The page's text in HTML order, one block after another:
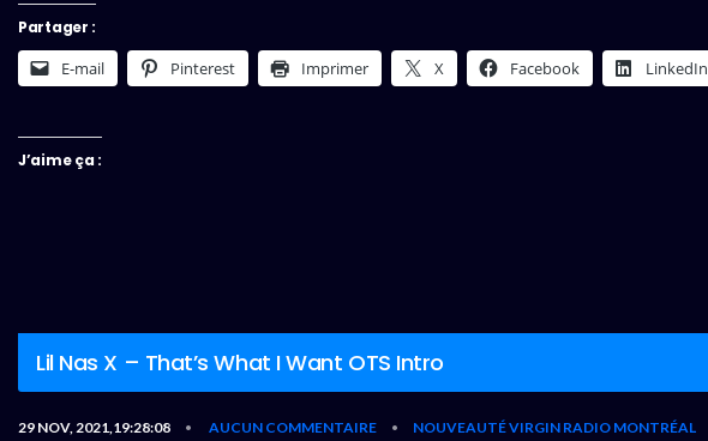
Partager :
E-mail Pinterest Imprimer X Facebook LinkedIn
J’aime ça :
Lil Nas X – That’s What I Want OTS Intro
29 NOV, 2021,19:28:08 • AUCUN COMMENTAIRE • NOUVEAUTÉ VIRGIN RADIO MONTRÉAL